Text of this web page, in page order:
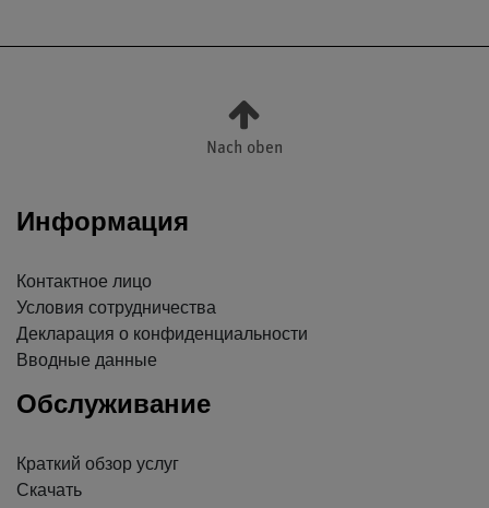
Nach oben
Информация
Контактное лицо
Условия сотрудничества
Декларация о конфиденциальности
Вводные данные
Обслуживание
Краткий обзор услуг
Скачать